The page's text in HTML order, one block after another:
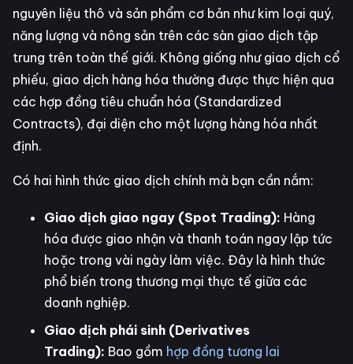
nguyên liệu thô và sản phẩm cơ bản như kim loại quý,
năng lượng và nông sản trên các sàn giao dịch tập
trung trên toàn thế giới. Không giống như giao dịch cổ
phiếu, giao dịch hàng hóa thường được thực hiện qua
các hợp đồng tiêu chuẩn hóa (Standardized
Contracts), đại diện cho một lượng hàng hóa nhất
định.
Có hai hình thức giao dịch chính mà bạn cần nắm:
Giao dịch giao ngay (Spot Trading): Hàng
hóa được giao nhận và thanh toán ngay lập tức
hoặc trong vài ngày làm việc. Đây là hình thức
phổ biến trong thương mại thực tế giữa các
doanh nghiệp.
Giao dịch phái sinh (Derivatives
Trading): Bao gồm hợp đồng tương lai